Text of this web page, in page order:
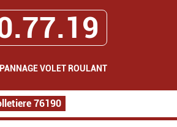
VOLET ROULANT
76190